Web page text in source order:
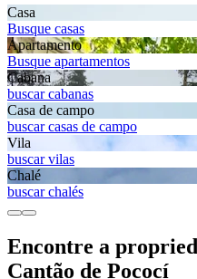
Casa
Busque casas
Apartamento
Busque apartamentos
Cabana
buscar cabanas
Casa de campo
buscar casas de campo
Vila
buscar vilas
Chalé
buscar chalés
Encontre a
Cantão de Pococí